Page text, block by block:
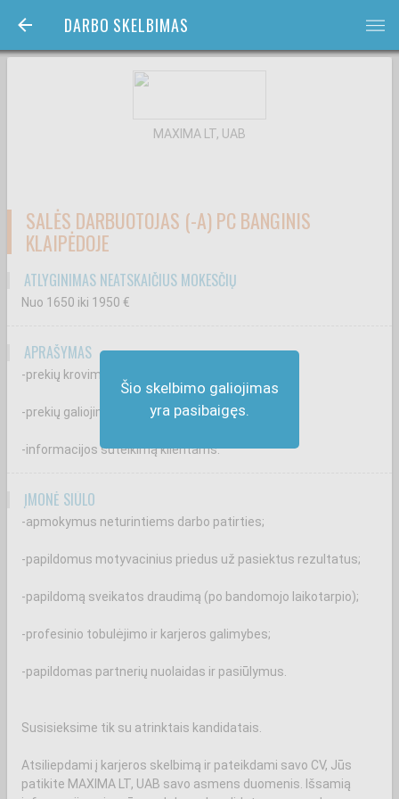
DARBO SKELBIMAS bars
Šio skelbimo galiojimas
yra pasibaigęs.
MAXIMA LT, UAB
SALĖS DARBUOTOJAS (-A) PC BANGINIS
KLAIPĖDOJE
ATLYGINIMAS NEATSKAIČIUS MOKESČIŲ
Nuo 1650 iki 1950 €
APRAŠYMAS
-prekių krovimą ir priežiūrą prekybos salėje;
-prekių galiojimo terminų kontrolę;
-informacijos suteikimą klientams.
ĮMONĖ SIŪLO
-apmokymus neturintiems darbo patirties;
-papildomus motyvacinius priedus už pasiektus rezultatus;
-papildomą sveikatos draudimą (po bandomojo laikotarpio);
-profesinio tobulėjimo ir karjeros galimybes;
-papildomas partnerių nuolaidas ir pasiūlymus.
Susisieksime tik su atrinktais kandidatais.
Atsiliepdami į karjeros skelbimą ir pateikdami savo CV, Jūs
patikite MAXIMA LT, UAB savo asmens duomenis. Išsamią